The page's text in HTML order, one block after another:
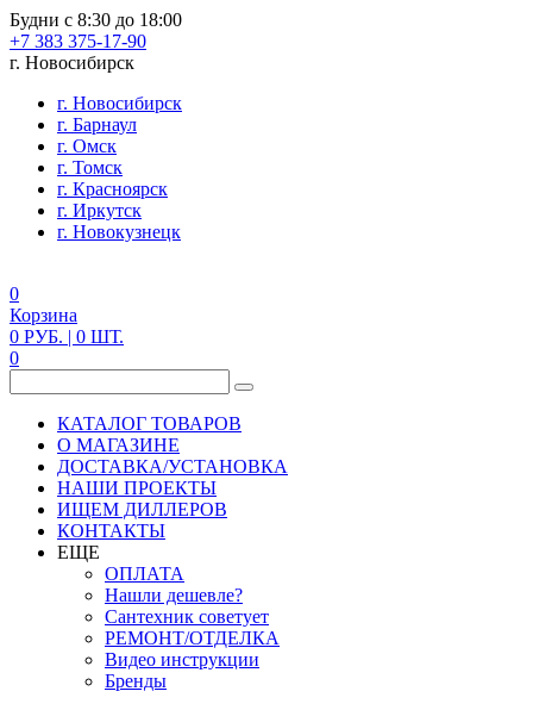
Будни с 8:30 до 18:00
+7 383 375-17-90
г. Новосибирск
г. Новосибирск
г. Барнаул
г. Омск
г. Томск
г. Красноярск
г. Иркутск
г. Новокузнецк
0
Корзина
0 РУБ. | 0 ШТ.
0
КАТАЛОГ ТОВАРОВ
О МАГАЗИНЕ
ДОСТАВКА/УСТАНОВКА
НАШИ ПРОЕКТЫ
ИЩЕМ ДИЛЛЕРОВ
КОНТАКТЫ
ЕЩЕ
ОПЛАТА
Нашли дешевле?
Сантехник советует
РЕМОНТ/ОТДЕЛКА
Видео инструкции
Бренды